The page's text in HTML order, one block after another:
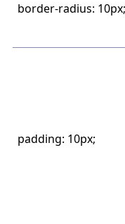
border-radius: 10px;
padding: 10px;